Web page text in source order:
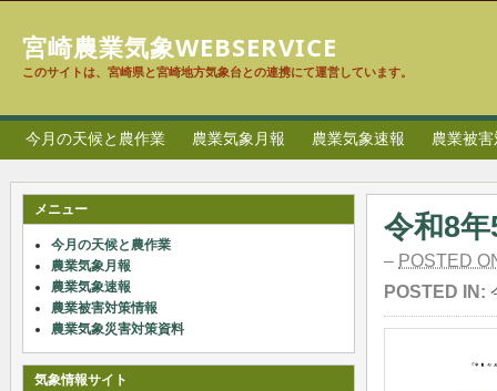
宮崎農業気象WEBSERVICE
このサイトは、宮崎県と宮崎地方気象台との連携にて運営しています。
今月の天候と農作業 農業気象月報 農業気象速報 農業被
令和8
– POSTED
POSTED IN:
メニュー
今月の天候と農作業
農業気象月報
農業気象速報
農業被害対策情報
農業気象災害対策資料
気象情報サイト